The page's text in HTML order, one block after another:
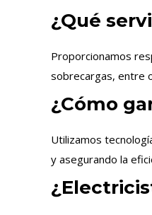
¿Qué
Proporcionamos
sobrecargas, entre
¿Cómo
Utilizamos
y asegurando la